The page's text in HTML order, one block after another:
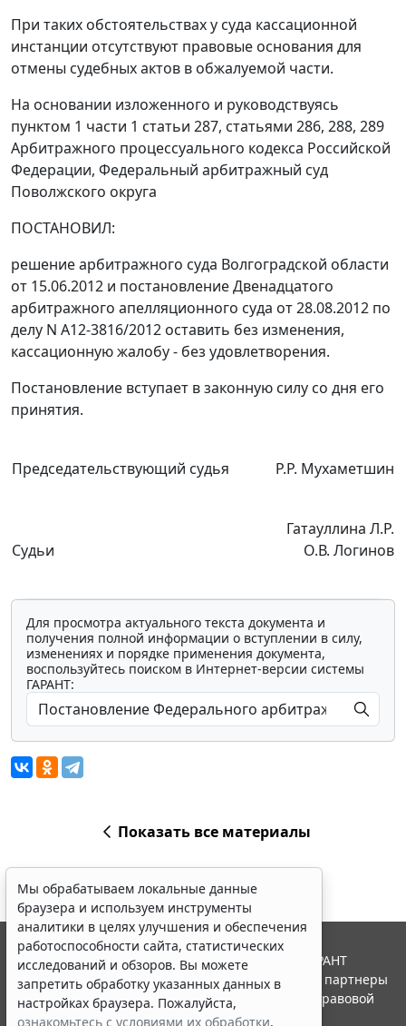
При таких обстоятельствах у суда кассационной
инстанции отсутствуют правовые основания для
отмены судебных актов в обжалуемой части.
На основании изложенного и руководствуясь
пунктом 1 части 1 статьи 287, статьями 286, 288, 289
Арбитражного процессуального кодекса Российской
Федерации, Федеральный арбитражный суд
Поволжского округа
ПОСТАНОВИЛ:
решениеарбитражного суда Волгоградской области
от 15.06.2012 и постановлениеДвенадцатого
арбитражного апелляционного суда от 28.08.2012 по
делу N А12-3816/2012 оставить без изменения,
кассационную жалобу - без удовлетворения.
Постановление вступает в законную силу со дня его
принятия.
Председательствующий судья Р.Р. Мухаметшин
Судьи
Гатауллина Л.Р.
О.В. Логинов
Для просмотра актуального текста документа и
получения полной информации о вступлении в силу,
изменениях и порядке применения документа,
воспользуйтесь поиском в Интернет-версии системы
ГАРАНТ:
Показать все материалы
Мы обрабатываем локальные данные
браузера и используем инструменты
аналитики в целях улучшения и обеспечения
работоспособности сайта, статистических
исследований и обзоров. Вы можете
запретить обработку указанных данных в
настройках браузера. Пожалуйста,
ознакомьтесь с условиями их обработки.
© ООО "НПП "ГАРАНТ-СЕРВИС", 2026. Система ГАРАНТ
выпускается с 1990 года. Компания "Гарант" и ее партнеры
являются участниками Российской ассоциации правовой
информации ГАРАНТ.